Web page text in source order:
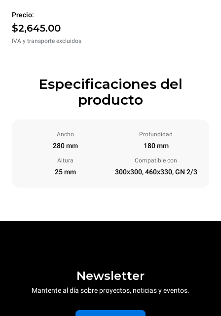
Precio:
$2,645.00
IVA y transporte excluidos
Especificaciones del
producto
Ancho
280 mm
Profundidad
180 mm
Altura
25 mm
Compatible con
300x300, 460x330, GN 2/3
Newsletter
Mantente al día sobre proyectos, noticias y eventos.